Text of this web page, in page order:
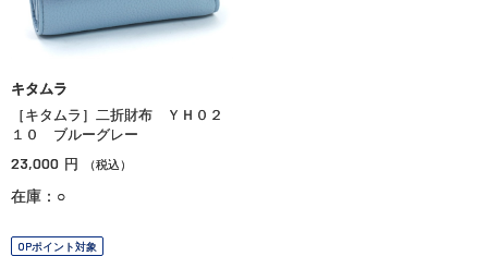
キタムラ
［キタムラ］二折財布 ＹＨ０２
１０ ブルーグレー
23,000 円 （税込）
在庫：○
OPポイント対象